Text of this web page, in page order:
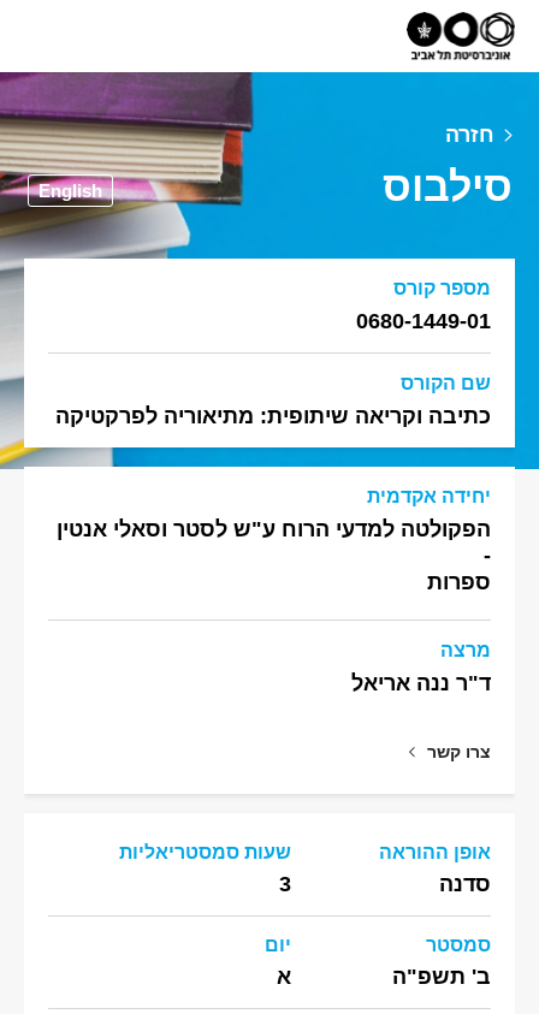
חזרה
סילבוס English
מספר קורס
0680-1449-01
שם הקורס
כתיבה וקריאה שיתופית: מתיאוריה לפרקטיקה
יחידה אקדמית
הפקולטה למדעי הרוח ע"ש לסטר וסאלי אנטין
-
ספרות
מרצה
ד"ר ננה אריאל
צרו קשר
אופן ההוראה
סדנה
שעות סמסטריאליות
3
סמסטר
ב' תשפ"ה
יום
א